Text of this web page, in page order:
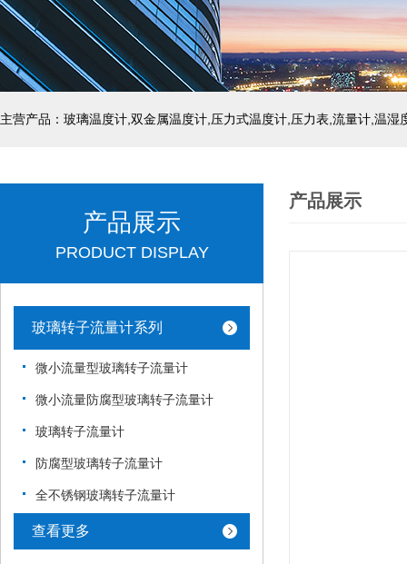
产品展示
PRODUCT DISPLAY
玻璃转子流量计系列
微小流量型玻璃转子流量计
微小流量防腐型玻璃转子流量计
玻璃转子流量计
防腐型玻璃转子流量计
全不锈钢玻璃转子流量计
查看更多
产品展示